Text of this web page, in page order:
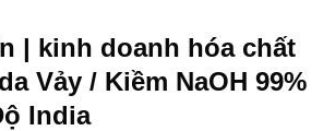
| kinh doanh hóa chất
Vảy / Kiềm NaOH 99%
India